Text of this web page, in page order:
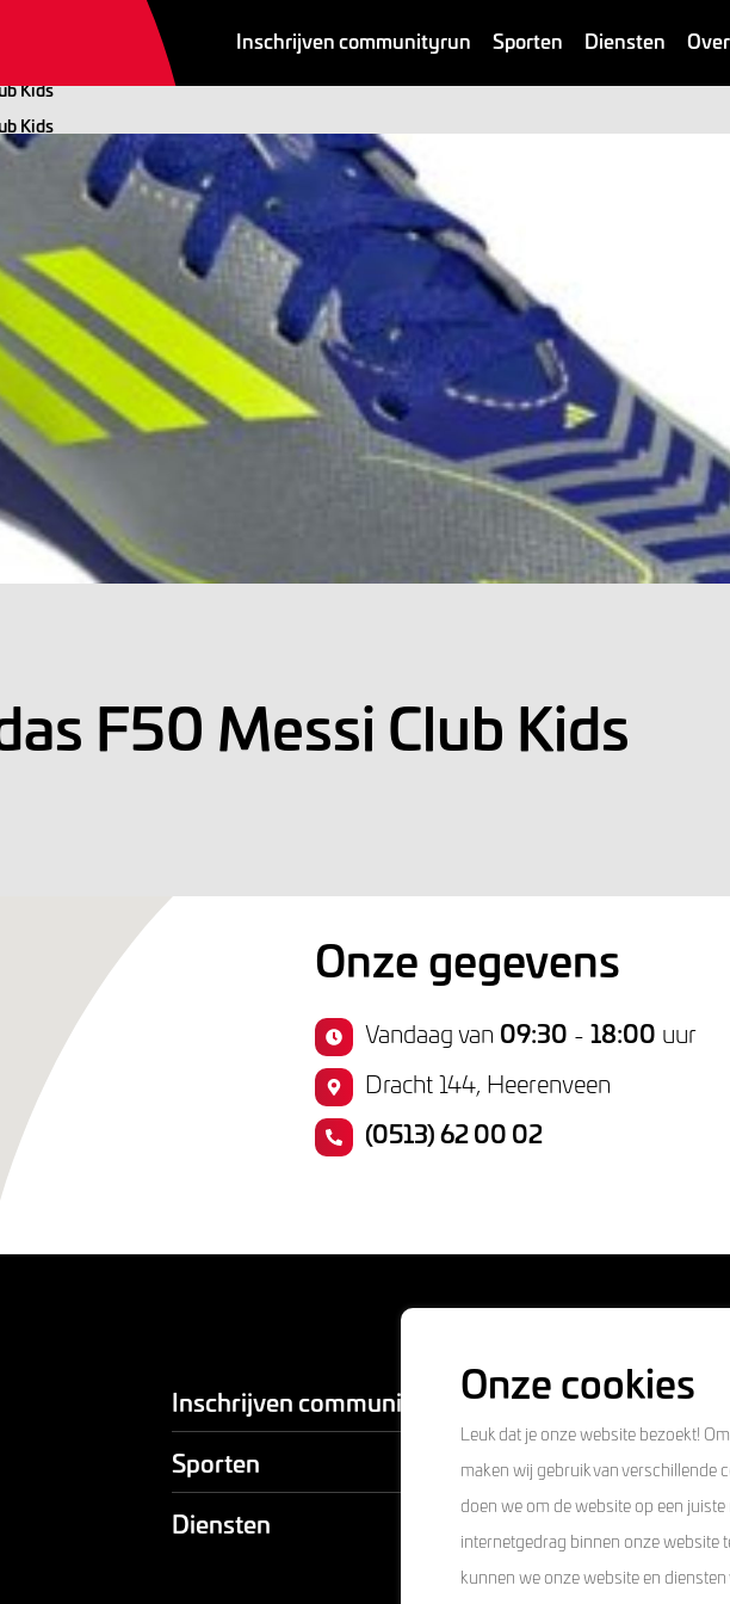
Inschrijven communityrun Sporten Diensten
Kids
Kids
F50 Messi Club Kids
Onze gegevens
Vandaag van 09:30 - 18:00 uur
Dracht 144, Heerenveen
(0513) 62 00 02
Inschrijven communityrun
Sporten
Diensten
Contact
Onze cookies
Leuk dat je onze website bezoekt!
maken wij gebruik van verschillende
doen we om de website op een juiste
internetgedrag binnen onze website
kunnen we onze website en diensten